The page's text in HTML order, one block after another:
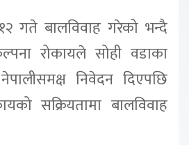
गते बालविवाह गरेको भन्दै
रोकायले सोही वडाका
निवेदन दिएपछि
सक्रियतामा बालविवाह